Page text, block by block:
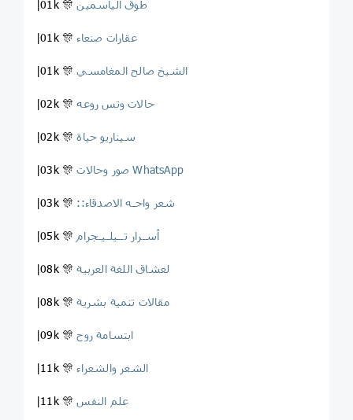
|01k 🎊طوق الياسمين
|01k 🎊عقارات صنعاء
|01k 🎊الشيخ صالح المغامسي
|02k 🎊حالات وتس روعه
|02k 🎊سيناريو حياة
|03k 🎊 صور وحالات WhatsApp
|03k 🎊 ::شعر واحـه الاصدقاء
|05k 🎊 أسـرار تــيلـيـجرام
|08k 🎊لعشاق اللغة العربية
|08k 🎊مقالات تنمية بشرية
|09k 🎊ابتسامة روح
|11k 🎊الشعر والشعراء
|11k 🎊علم النفس